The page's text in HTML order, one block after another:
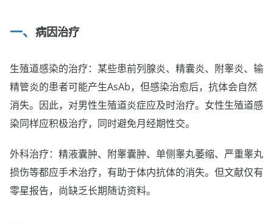
病因治疗
生殖道感染的治疗：某些患前列腺炎、精囊炎、附睾炎、输
精管炎的患者可能产生AsAb，但感染治愈后，抗体会自然
消失。因此，对男性生殖道炎症应及时治疗。女性生殖道感
染同样应积极治疗，同时避免月经期性交。
外科治疗：精液囊肿、附睾囊肿、单侧睾丸萎缩、严重睾丸
损伤等都应手术治疗，有助于体内抗体的消失。但文献仅有
零星报告，尚缺乏长期随访资料。